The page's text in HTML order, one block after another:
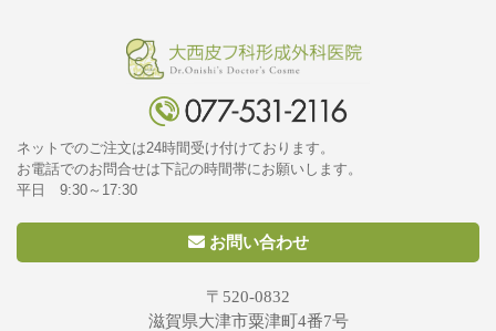
ネットでのご注文は24時間受け付けております。
お電話でのお問合せは下記の時間帯にお願いします。
平日 9:30～17:30
お問い合わせ
〒520-0832
滋賀県大津市粟津町4番7号